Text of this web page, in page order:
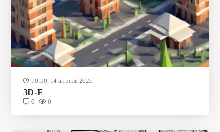
10:50, 14 апреля 2026
3D-F
0 0